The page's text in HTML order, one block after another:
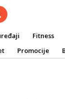
Fitness
Promocije